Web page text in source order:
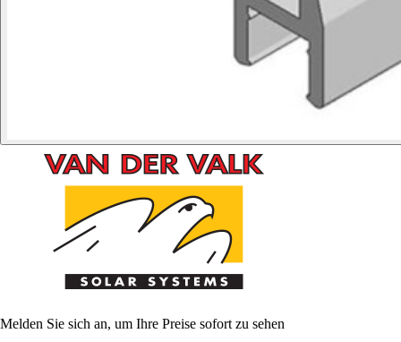
Melden Sie sich an, um Ihre Preise sofort zu sehen